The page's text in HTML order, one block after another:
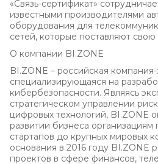
«Связь-сертификат»
известными производителями
оборудования для
сетей, которые поставляют
О компании BI.ZONE
BI.ZONE – российская
специализирующаяся на
кибербезопасности. Являясь
стратегическом управлении
цифровых технологий, BI.ZONE
развитии бизнеса организациям
стартапов до крупных мировых
основания в 2016 году BI.ZONE
проектов в сфере финансов,